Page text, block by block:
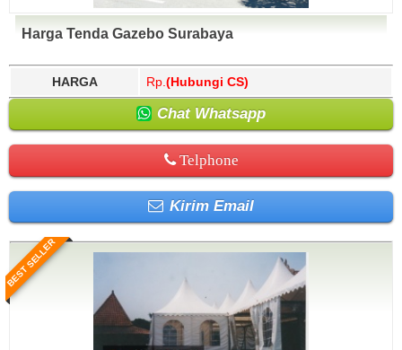
Harga Tenda Gazebo Surabaya
HARGA Rp. (Hubungi CS)
Chat Whatsapp
Telphone
Kirim Email
BEST SELLER